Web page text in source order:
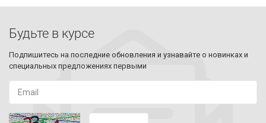
Будьте в курсе
Подпишитесь на последние обновления и узнавайте о новинках и
специальных предложениях первыми